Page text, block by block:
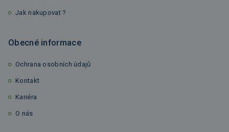
Jak nakupovat ?
Obecné informace
Ochrana osobních údajů
Kontakt
Kariéra
O nás